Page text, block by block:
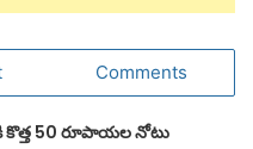
Comments
కొత్త 50 రూపాయల నోటు